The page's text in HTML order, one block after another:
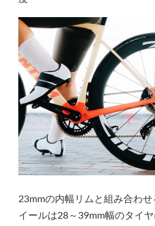
23mmの内幅リムと組み合わせ
イールは28～39mm幅のタイ